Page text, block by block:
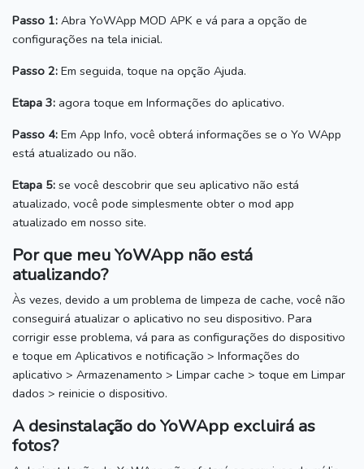
Passo 1: Abra YoWApp MOD APK e vá para a opção de
configurações na tela inicial.
Passo 2: Em seguida, toque na opção Ajuda.
Etapa 3: agora toque em Informações do aplicativo.
Passo 4: Em App Info, você obterá informações se o Yo WApp
está atualizado ou não.
Etapa 5: se você descobrir que seu aplicativo não está
atualizado, você pode simplesmente obter o mod app
atualizado em nosso site.
Por que meu YoWApp não está
atualizando?
Às vezes, devido a um problema de limpeza de cache, você não
conseguirá atualizar o aplicativo no seu dispositivo. Para
corrigir esse problema, vá para as configurações do dispositivo
e toque em Aplicativos e notificação > Informações do
aplicativo > Armazenamento > Limpar cache > toque em Limpar
dados > reinicie o dispositivo.
A desinstalação do YoWApp excluirá as
fotos?